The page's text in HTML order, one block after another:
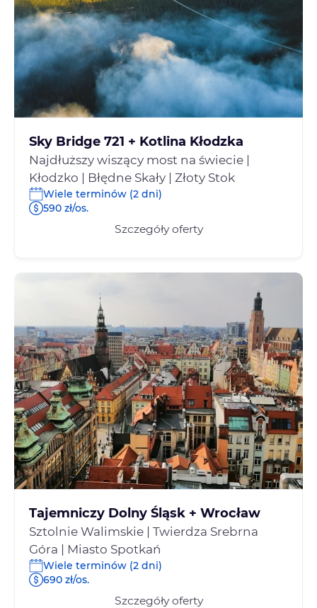
Sky Bridge 721 + Kotlina Kłodzka
Najdłuższy wiszący most na świecie |
Kłodzko | Błędne Skały | Złoty Stok
Wiele terminów (2 dni)
590 zł/os.
Szczegóły oferty
Tajemniczy Dolny Śląsk + Wrocław
Sztolnie Walimskie | Twierdza Srebrna
Góra | Miasto Spotkań
Wiele terminów (2 dni)
690 zł/os.
Szczegóły oferty